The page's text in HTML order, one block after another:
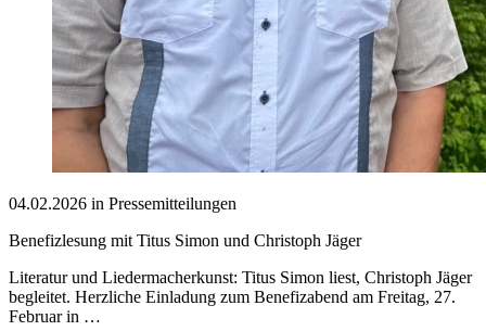
04.02.2026 in Pressemitteilungen
Benefizlesung mit Titus Simon und Christoph Jäger
Literatur und Liedermacherkunst: Titus Simon liest, Christoph Jäger
begleitet. Herzliche Einladung zum Benefizabend am Freitag, 27.
Februar in …